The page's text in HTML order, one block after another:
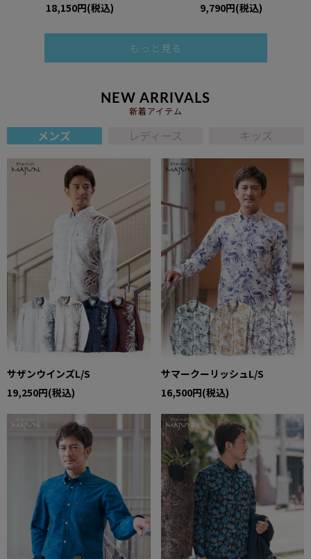
18,150円(税込)
9,790円(税込)
もっと見る
NEW ARRIVALS
新着アイテム
メンズ レディース キッズ
サザンウインズL/S
19,250円(税込)
サマークーリッシュL/S
16,500円(税込)